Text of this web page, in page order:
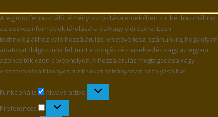
A legjobb felhasználói élmény biztosítása érdekében sütiket használunk
az eszközinformációk tárolására és/vagy elérésére. Ezen
technológiákhoz való hozzájárulás lehetővé teszi számunkra, hogy olyan
adatokat dolgozzunk fel, mint a böngészési viselkedés vagy az egyedi
azonosítók ezen a webhelyen. A hozzájárulás megtagadása vagy
visszavonása bizonyos funkciókat hátrányosan befolyásolhat.
Funkcionális Funkcionális
Always active
Preferences
Preferences